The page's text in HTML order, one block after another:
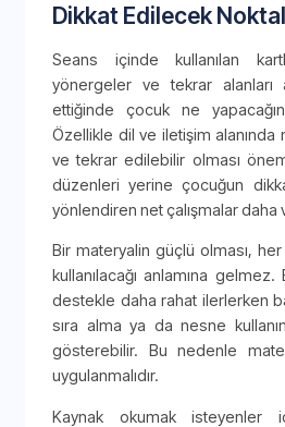
Dikkat Edilecek
Seans içinde kullanılan
yönergeler ve tekrar alanları
ettiğinde çocuk ne
Özellikle dil ve iletişim alanında
ve tekrar edilebilir olması
düzenleri yerine çocuğun
yönlendiren net çalışmalar daha
Bir materyalin güçlü olması,
kullanılacağı anlamına
destekle daha rahat ilerlerken
sıra alma ya da nesne
gösterebilir. Bu nedenle
uygulanmalıdır.
Kaynak okumak